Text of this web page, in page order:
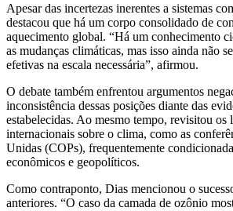
Apesar das incertezas inerentes a sistemas
destacou que há um corpo consolidado de
aquecimento global. “Há um conhecimento
as mudanças climáticas, mas isso ainda não
efetivas na escala necessária”, afirmou.
O debate também enfrentou argumentos
inconsistência dessas posições diante das
estabelecidas. Ao mesmo tempo, revisitou os
internacionais sobre o clima, como as
Unidas (COPs), frequentemente
econômicos e geopolíticos.
Como contraponto, Dias mencionou o
anteriores. “O caso da camada de ozônio